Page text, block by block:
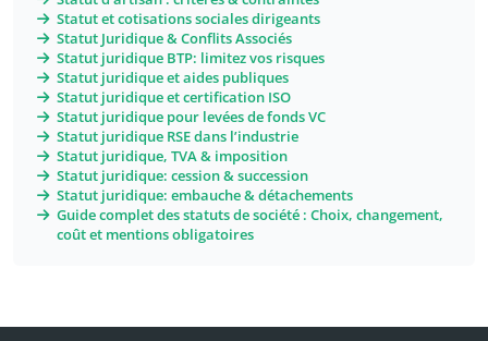
Statut et cotisations sociales dirigeants
Statut Juridique & Conflits Associés
Statut juridique BTP: limitez vos risques
Statut juridique et aides publiques
Statut juridique et certification ISO
Statut juridique pour levées de fonds VC
Statut juridique RSE dans l’industrie
Statut juridique, TVA & imposition
Statut juridique: cession & succession
Statut juridique: embauche & détachements
Guide complet des statuts de société : Choix, changement,
coût et mentions obligatoires